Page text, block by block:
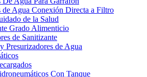
de Agua Conexión Directa a Filtro
de la Salud
Grado Alimenticio
de Sanitizante
Presurizadores de Agua
Con Tanque